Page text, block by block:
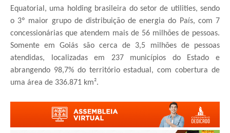
Equatorial, uma holding brasileira do setor de utilities, sendo
o 3º maior grupo de distribuição de energia do País, com 7
concessionárias que atendem mais de 56 milhões de pessoas.
Somente em Goiás são cerca de 3,5 milhões de pessoas
atendidas, localizadas em 237 municípios do Estado e
abrangendo 98,7% do território estadual, com cobertura de
uma área de 336.871 km².